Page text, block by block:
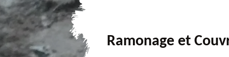
Ramonage et